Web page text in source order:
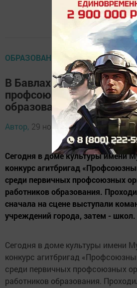
ОБРАЗОВАНИЕ
В Бавлах соревновались
профсоюзные
образования
Автор, 29 ноября 2013 - 12:31
Сегодня в доме культуры имени
конкурс агитбригад
среди первичных профсоюзных
работников образования.
сначала на сцене выступали
учреждений города, затем - школ.
Сегодня в доме культуры имени
конкурс агитбригад
среди первичных профсоюзных
работников образования.